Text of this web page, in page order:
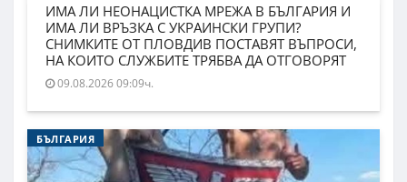
ИМА ЛИ НЕОНАЦИСТКА МРЕЖА В БЪЛГАРИЯ И
ИМА ЛИ ВРЪЗКА С УКРАИНСКИ ГРУПИ?
СНИМКИТЕ ОТ ПЛОВДИВ ПОСТАВЯТ ВЪПРОСИ,
НА КОИТО СЛУЖБИТЕ ТРЯБВА ДА ОТГОВОРЯТ
09.08.2026 09:09ч.
БЪЛГАРИЯ